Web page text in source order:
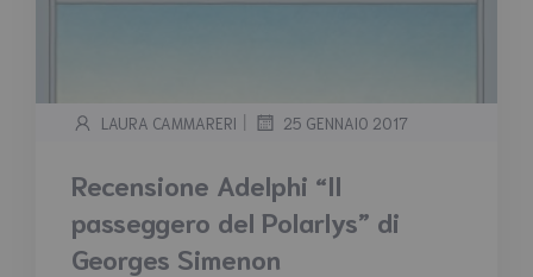
LAURA CAMMARERI | 25 GENNAIO 2017
Recensione Adelphi “Il
passeggero del Polarlys” di
Georges Simenon